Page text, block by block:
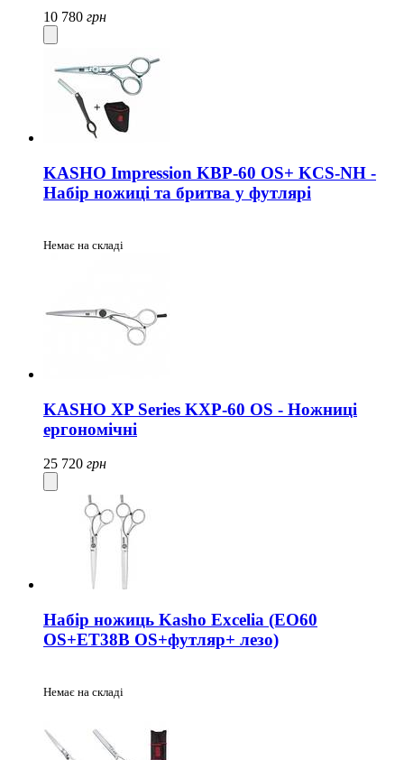
10 780 грн
KASHO Impression KBP-60 OS+ KCS-NH -
Набір ножиці та бритва у футлярі
Немає на складі
KASHO XP Series KXP-60 ОS - Ножниці
ергономічні
25 720 грн
Набір ножиць Kasho Excelia (EO60
OS+ET38B OS+футляр+ лезо)
Немає на складі